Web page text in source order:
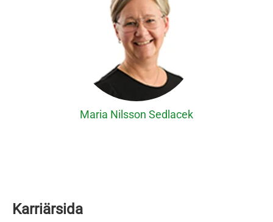
Maria Nilsson Sedlacek
Karriärsida